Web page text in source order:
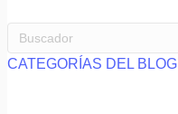
CATEGORÍAS DEL BLOG